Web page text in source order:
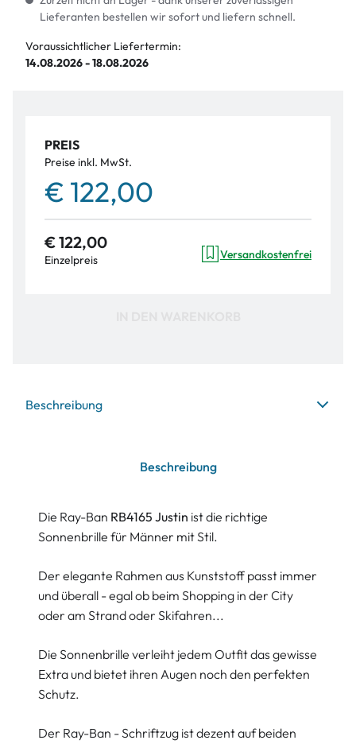
Lieferanten bestellen wir sofort und liefern schnell.
Voraussichtlicher Liefertermin:
14.08.2026 - 18.08.2026
PREIS
Preise inkl. MwSt.
€ 122,00
€ 122,00
Einzelpreis Versandkostenfrei
Beschreibung
Beschreibung
Die Ray-Ban RB4165 Justin ist die richtige
Sonnenbrille für Männer mit Stil.
Der elegante Rahmen aus Kunststoff passt immer
und überall - egal ob beim Shopping in der City
oder am Strand oder Skifahren...
Die Sonnenbrille verleiht jedem Outfit das gewisse
Extra und bietet ihren Augen noch den perfekten
Schutz.
Der Ray-Ban - Schriftzug ist dezent auf beiden